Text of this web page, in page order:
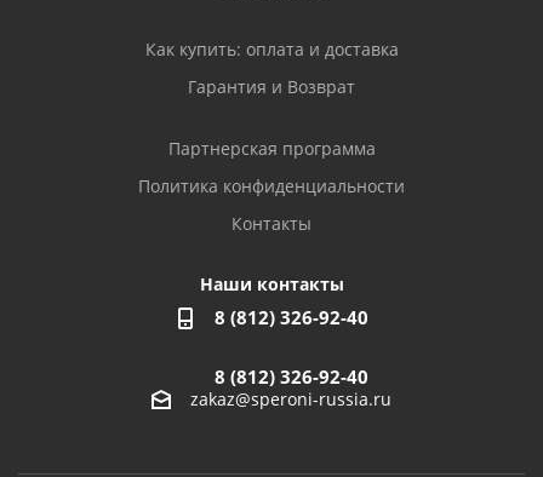
Как купить: оплата и доставка
Гарантия и Возврат
Партнерская программа
Политика конфиденциальности
Контакты
Наши контакты
8 (812) 326-92-40
8 (812) 326-92-40
zakaz@speroni-russia.ru